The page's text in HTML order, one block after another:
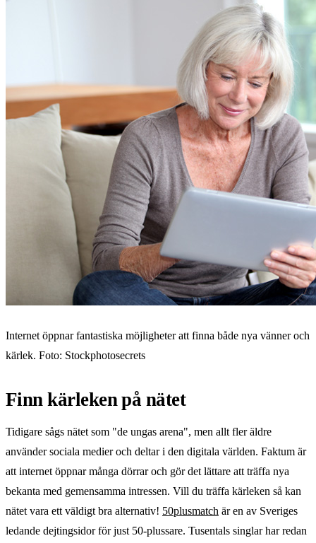
Internet öppnar fantastiska möjligheter att finna både nya vänner och
kärlek. Foto: Stockphotosecrets
Finn kärleken på nätet
Tidigare sågs nätet som "de ungas arena", men allt fler äldre
använder sociala medier och deltar i den digitala världen. Faktum är
att internet öppnar många dörrar och gör det lättare att träffa nya
bekanta med gemensamma intressen. Vill du träffa kärleken så kan
nätet vara ett väldigt bra alternativ! 50plusmatch är en av Sveriges
ledande dejtingsidor för just 50-plussare. Tusentals singlar har redan